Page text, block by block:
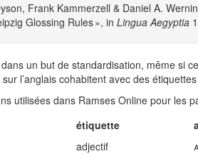
Frank Kammerzell & Daniel A.
Glossing Rules », in Lingua Aegyptia
dans un but de standardisation, même si
l’anglais cohabitent avec des
utilisées dans Ramses Online pour les
étiquette
adjectif